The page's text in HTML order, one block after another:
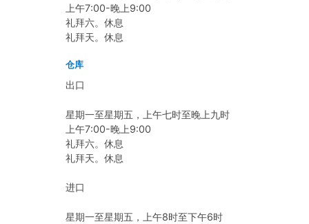
上午7:00-晚上9:00
礼拜六。休息
礼拜天。休息
仓库
出口
星期一至星期五，上午七时至晚上九时
上午7:00-晚上9:00
礼拜六。休息
礼拜天。休息
进口
星期一至星期五，上午8时至下午6时